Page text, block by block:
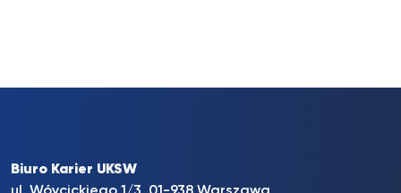
Biuro Karier UKSW